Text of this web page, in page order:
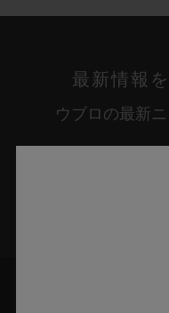
最新情報
ウブロの最新